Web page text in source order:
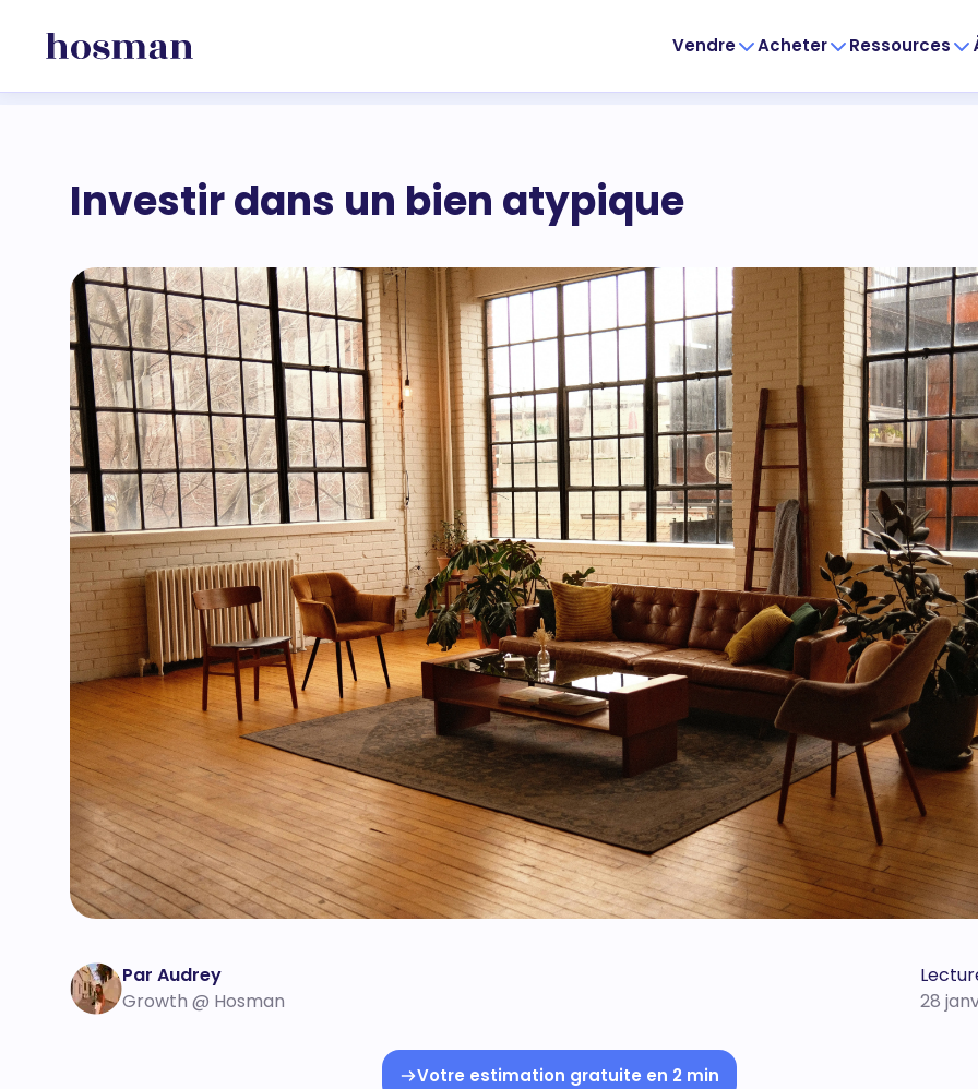
Vendre Acheter Ressources
Investir dans un bien atypique
Par Audrey
Growth @ Hosman
28
Votre estimation gratuite en 2 min